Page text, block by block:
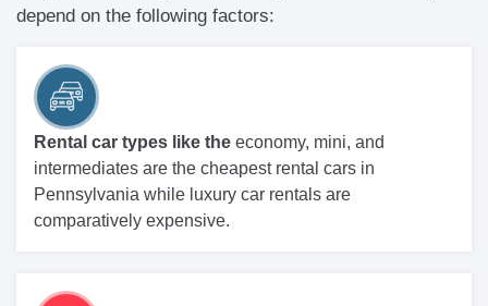
depend on the following factors:
Rental car types like the economy, mini, and
intermediates are the cheapest rental cars in
Pennsylvania while luxury car rentals are
comparatively expensive.